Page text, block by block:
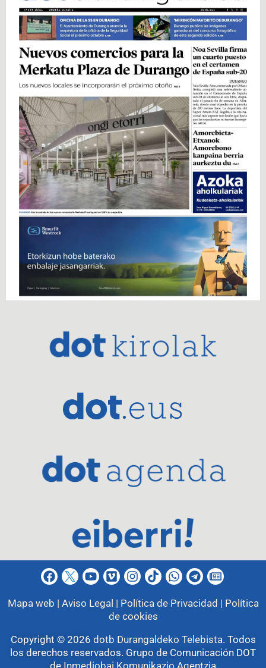
Mapa web | Aviso Legal | Política de Privacidad | Política
de cookies
Copyright © 2026 dotb Durangaldeko Telebista. Todos
los derechos reservados. Grupo de Comunicación DOT
de Inmediobai Komunikazio Agentzia